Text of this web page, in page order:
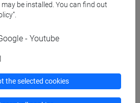
2
- Formazione iniziale
E CULTURA STRANIERA
- Formazione iniziale
be installed. You can find out
- Youtube
the selected cookies